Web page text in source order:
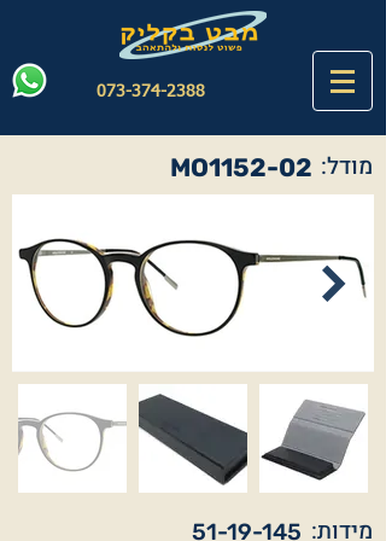
073-374-2388
MO1152-02 מודל:
51-19-145 מידות: